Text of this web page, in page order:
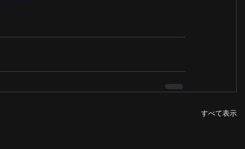
すべて表示